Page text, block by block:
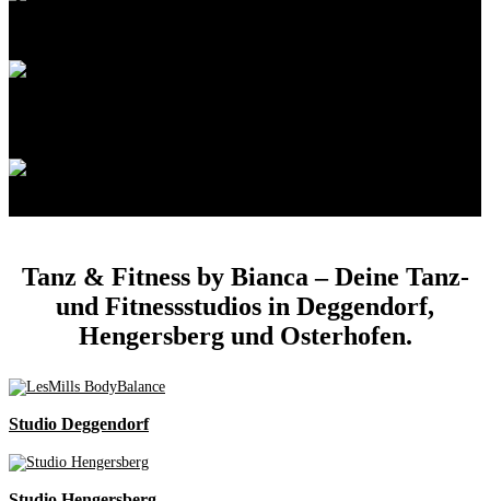
Tanz & Fitness by Bianca – Deine Tanz-
und Fitnessstudios in Deggendorf,
Hengersberg und Osterhofen.
Studio Deggendorf